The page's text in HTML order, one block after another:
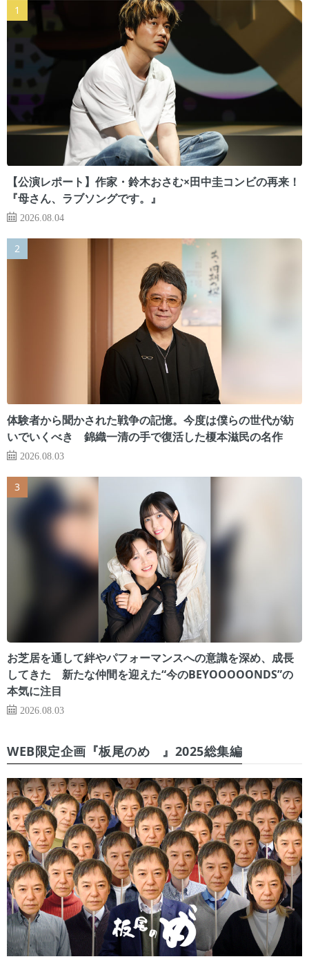
【公演レポート】作家・鈴木おさむ×田中圭コンビの再来！
『母さん、ラブソングです。』
2026.08.04
体験者から聞かされた戦争の記憶。今度は僕らの世代が紡
いでいくべき 錦織一清の手で復活した榎本滋民の名作
2026.08.03
お芝居を通して絆やパフォーマンスへの意識を深め、成長
してきた 新たな仲間を迎えた“今のBEYOOOOONDS”の
本気に注目
2026.08.03
WEB限定企画『板尾のめ゙』2025総集編